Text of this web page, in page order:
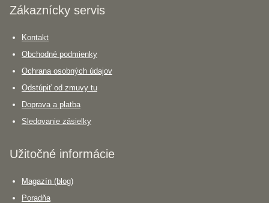
Zákaznícky servis
Kontakt
Obchodné podmienky
Ochrana osobných údajov
Odstúpiť od zmuvy tu
Doprava a platba
Sledovanie zásielky
Užitočné informácie
Magazín (blog)
Poradňa